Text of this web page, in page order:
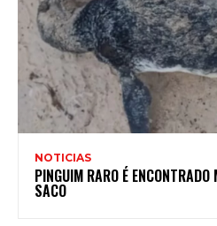
NOTICIAS
PINGUIM RARO É
SACO